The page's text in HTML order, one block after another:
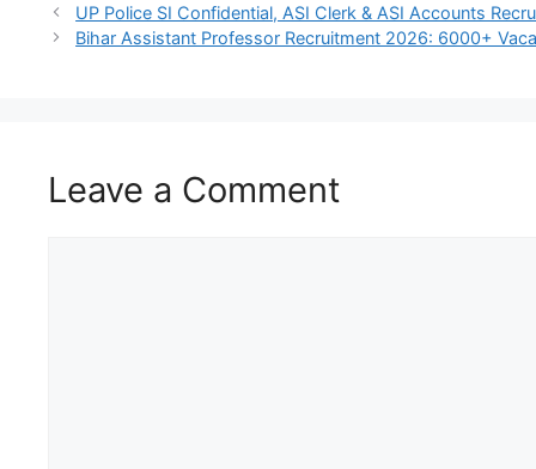
UP Police SI Confidential, ASI Clerk & ASI Accounts
Bihar Assistant Professor Recruitment 2026: 6000+
Leave a Comment